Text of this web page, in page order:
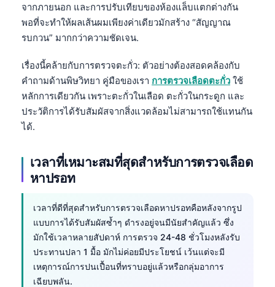
จากภายนอก และการปรับเทียบของห้องแล็บแตกต่างกัน
พอที่จะทำให้ผลเส้นผมเพียงค่าเดียวมักสร้าง “สัญญาณ
รบกวน” มากกว่าความชัดเจน.
เรื่องนี้คล้ายกับการตรวจตะกั่ว: ตัวอย่างต้องสอดคล้องกับ
คำถามด้านพิษวิทยา คู่มือของเรา การตรวจเลือดตะกั่ว ใช้
หลักการเดียวกัน เพราะตะกั่วในเลือด ตะกั่วในกระดูก และ
ประวัติการได้รับสัมผัสจากสิ่งแวดล้อมไม่สามารถใช้แทนกัน
ได้.
เวลาที่เหมาะสมที่สุดสำหรับการตรวจเลือด
หาปรอท
เวลาที่ดีที่สุดสำหรับการตรวจเลือดหาปรอทคือหลังจากรูป
แบบการได้รับสัมผัสซ้ำๆ ดำรงอยู่จนมีนัยสำคัญแล้ว ซึ่ง
มักใช้เวลาหลายสัปดาห์ การตรวจ 24-48 ชั่วโมงหลังรับ
ประทานปลา 1 มื้อ มักไม่ค่อยมีประโยชน์ เว้นแต่จะมี
เหตุการณ์การปนเปื้อนที่ทราบอยู่แล้วหรือกลุ่มอาการ
เฉียบพลัน.Татар теле
Беларуская мова
Esperanto
Frysk
Norsk bokmål